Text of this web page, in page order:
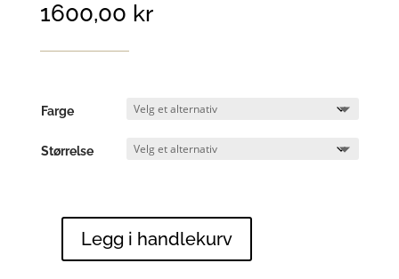
1600,00 kr
Farge
Størrelse
Legg i handlekurv